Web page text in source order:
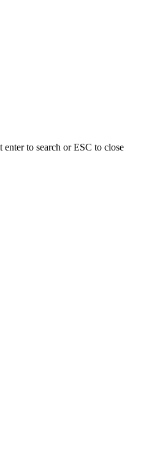
enter to search or ESC to close